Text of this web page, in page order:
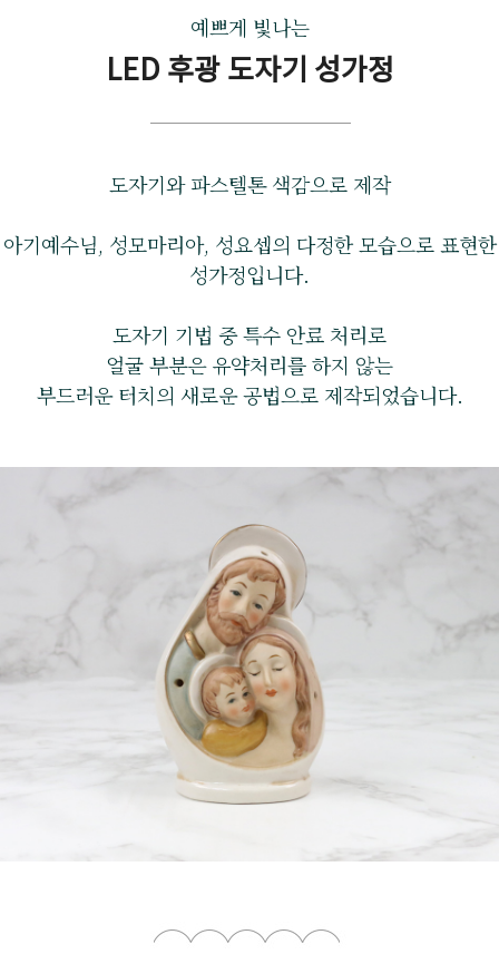
예쁘게 빛나는
LED 후광 도자기 성가정
도자기와 파스텔톤 색감으로 제작
아기예수님, 성모마리아, 성요셉의 다정한 모습으로 표현한
성가정입니다.
도자기 기법 중 특수 안료 처리로
얼굴 부분은 유약처리를 하지 않는
부드러운 터치의 새로운 공법으로 제작되었습니다.